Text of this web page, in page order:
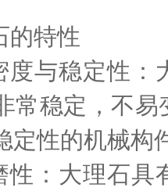
特性
稳定性：
常稳定，不
定性的机械构
大理石具